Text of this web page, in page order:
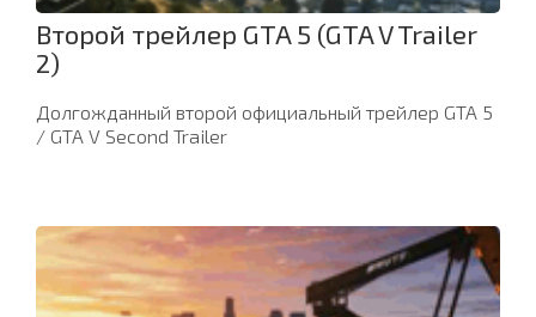
Второй трейлер GTA 5 (GTA V Trailer
2)
Долгожданный второй официальный трейлер GTA 5
/ GTA V Second Trailer